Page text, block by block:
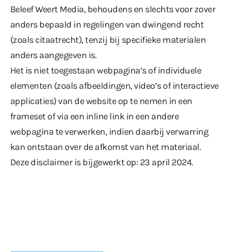
Beleef Weert Media, behoudens en slechts voor zover
anders bepaald in regelingen van dwingend recht
(zoals citaatrecht), tenzij bij specifieke materialen
anders aangegeven is.
Het is niet toegestaan webpagina’s of individuele
elementen (zoals afbeeldingen, video’s of interactieve
applicaties) van de website op te nemen in een
frameset of via een inline link in een andere
webpagina te verwerken, indien daarbij verwarring
kan ontstaan over de afkomst van het materiaal.
Deze disclaimer is bijgewerkt op: 23 april 2024.